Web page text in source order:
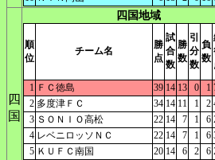
四
国
四国地域
順
位
チーム名
勝
点
試
合
数
勝
数
引
分
数
負
数
1 ＦＣ徳島 39 14 13 0 1
2 多度津ＦＣ 34 14 11 1 2
3 ＳＯＮＩＯ高松 22 14 7 1 6
4 レベニロッソＮＣ 22 14 7 1 6
5 ＫＵＦＣ南国 20 14 6 2 6